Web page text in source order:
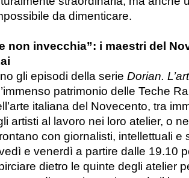
da dimenticare.
non invecchia”: i maestri del
gli episodi della serie Dorian.
patrimonio delle Teche
italiana del Novecento, tra
artisti al lavoro nei loro atelier, o
con giornalisti, intellettuali e
e venerdì a partire dalle 19.10
dietro le quinte degli atelier